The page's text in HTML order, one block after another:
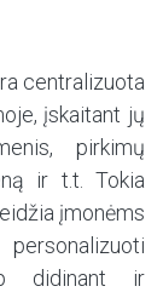
centralizuota
įskaitant jų
pirkimų
ir t.t. Tokia
įmonėms
didinant ir